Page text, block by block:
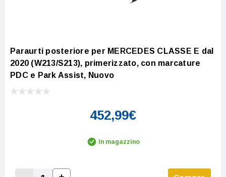
Paraurti posteriore per MERCEDES CLASSE E dal
2020 (W213/S213), primerizzato, con marcature
PDC e Park Assist, Nuovo
452,99€
In magazzino